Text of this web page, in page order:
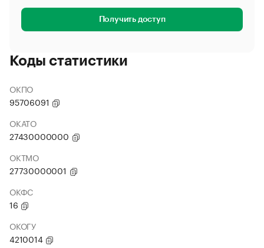
Получить доступ
Коды статистики
ОКПО
95706091
ОКАТО
27430000000
ОКТМО
27730000001
ОКФС
16
ОКОГУ
4210014